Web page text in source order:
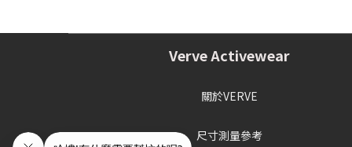
Verve Activewear
關於VERVE
尺寸測量參考